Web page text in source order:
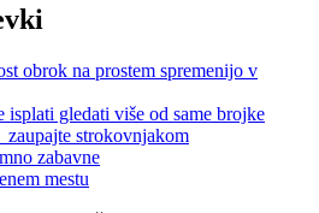
obrok na prostem spremenijo v
isplati gledati više od same brojke
strokovnjakom
zabavne
mestu